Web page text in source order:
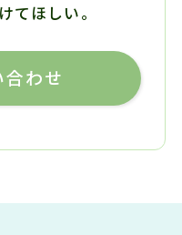
てほしい。
わせ